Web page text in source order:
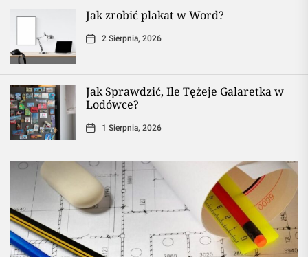
Jak zrobić plakat w Word?
2 Sierpnia, 2026
Jak Sprawdzić, Ile Tężeje Galaretka w
Lodówce?
1 Sierpnia, 2026